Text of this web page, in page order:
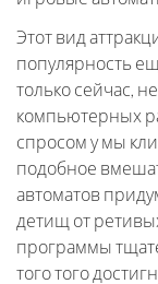
Этот вид
популярность
только сейчас,
компьютерных
спросом у мы
подобное
автоматов
детищ от
программы
того того